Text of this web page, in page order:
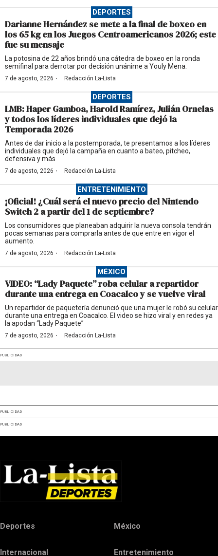
DEPORTES
Darianne Hernández se mete a la final de boxeo en
los 65 kg en los Juegos Centroamericanos 2026; este
fue su mensaje
La potosina de 22 años brindó una cátedra de boxeo en la ronda
semifinal para derrotar por decisión unánime a Youly Mena.
7 de agosto, 2026 · Redacción La-Lista
DEPORTES
LMB: Haper Gamboa, Harold Ramírez, Julián Ornelas
y todos los líderes individuales que dejó la
Temporada 2026
Antes de dar inicio a la postemporada, te presentamos a los líderes
individuales que dejó la campaña en cuanto a bateo, pitcheo,
defensiva y más
7 de agosto, 2026 · Redacción La-Lista
ENTRETENIMIENTO
¡Oficial! ¿Cuál será el nuevo precio del Nintendo
Switch 2 a partir del 1 de septiembre?
Los consumidores que planeaban adquirir la nueva consola tendrán
pocas semanas para comprarla antes de que entre en vigor el
aumento.
7 de agosto, 2026 · Redacción La-Lista
MÉXICO
VIDEO: “Lady Paquete” roba celular a repartidor
durante una entrega en Coacalco y se vuelve viral
Un repartidor de paquetería denunció que una mujer le robó su celular
durante una entrega en Coacalco. El video se hizo viral y en redes ya
la apodan “Lady Paquete”
7 de agosto, 2026 · Redacción La-Lista
PUBLICIDAD
PUBLICIDAD
PUBLICIDAD
Deportes México
Internacional Entretenimiento